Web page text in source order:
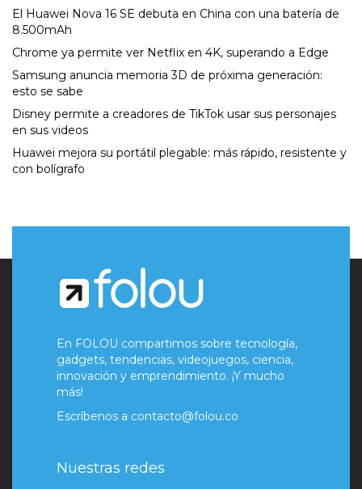
El Huawei Nova 16 SE debuta en China con una batería de
8.500mAh
Chrome ya permite ver Netflix en 4K, superando a Edge
Samsung anuncia memoria 3D de próxima generación:
esto se sabe
Disney permite a creadores de TikTok usar sus personajes
en sus videos
Huawei mejora su portátil plegable: más rápido, resistente y
con bolígrafo
En FOLOU compartimos sobre tecnología,
gadgets, tendencias, videojuegos, ciencia,
innovación y emprendimiento. ¡Y mucho
más!
Escríbenos a contacto@folou.co
Nuestras redes